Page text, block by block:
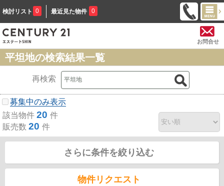
検討リスト 0 最近見た物件 0
お問合せ
平坦地の検索結果一覧
再検索
募集中のみ表示
該当物件 20 件
販売数 20 件
さらに条件を絞り込む
物件リクエスト